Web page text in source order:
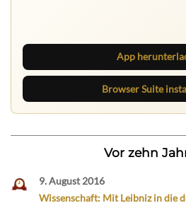
App
Browser Suite
Vor zehn
9. August 2016
Wissenschaft: Mit Leibniz in die